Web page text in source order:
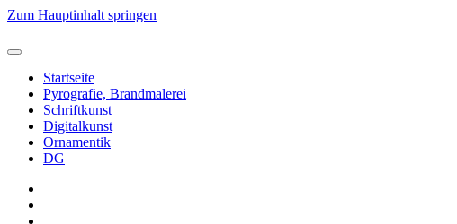
Zum Hauptinhalt springen
Startseite
Pyrografie, Brandmalerei
Schriftkunst
Digitalkunst
Ornamentik
DG